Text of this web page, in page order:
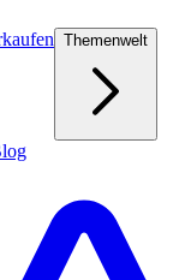
Themenwelt